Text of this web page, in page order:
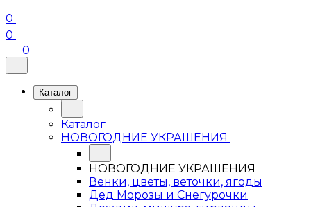
0
0
0
Каталог
Каталог
НОВОГОДНИЕ УКРАШЕНИЯ
НОВОГОДНИЕ УКРАШЕНИЯ
Венки, цветы, веточки, ягоды
Дед Морозы и Снегурочки